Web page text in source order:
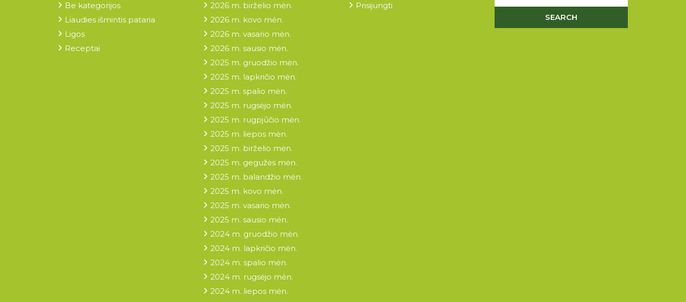
Be kategorijos
Liaudies išmintis pataria
Ligos
Receptai
2026 m. birželio mėn.
2026 m. kovo mėn.
2026 m. vasario mėn.
2026 m. sausio mėn.
2025 m. gruodžio mėn.
2025 m. lapkričio mėn.
2025 m. spalio mėn.
2025 m. rugsėjo mėn.
2025 m. rugpjūčio mėn.
2025 m. liepos mėn.
2025 m. birželio mėn.
2025 m. gegužės mėn.
2025 m. balandžio mėn.
2025 m. kovo mėn.
2025 m. vasario mėn.
2025 m. sausio mėn.
2024 m. gruodžio mėn.
2024 m. lapkričio mėn.
2024 m. spalio mėn.
2024 m. rugsėjo mėn.
2024 m. liepos mėn.
Prisijungti